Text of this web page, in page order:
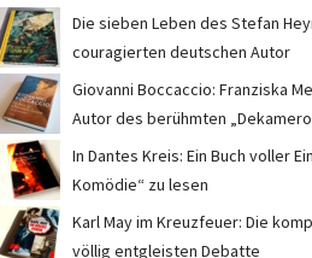
Die sieben Leben des Stefan
couragierten deutschen Autor
Giovanni Boccaccio: Franziska
Autor des berühmten
In Dantes Kreis: Ein Buch voller
Komödie“ zu lesen
Karl May im Kreuzfeuer: Die
völlig entgleisten Debatte